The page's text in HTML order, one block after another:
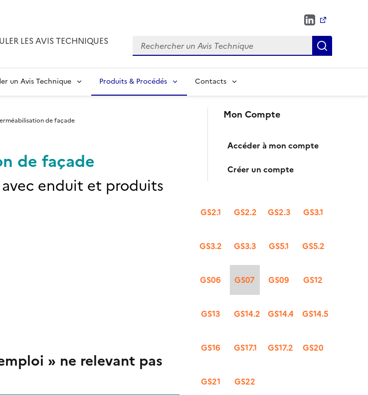
LES AVIS TECHNIQUES Rechercher
un Avis Technique Produits & Procédés Contacts
de façade
de façade
enduit et produits
» ne relevant pas
Mon Compte
Accéder à mon compte
Créer un compte
GS2.1 GS2.2 GS2.3 GS3.1
GS3.2 GS3.3 GS5.1 GS5.2
GS06 GS07 GS09 GS12
GS13 GS14.2 GS14.4 GS14.5
GS16 GS17.1 GS17.2 GS20
GS21 GS22